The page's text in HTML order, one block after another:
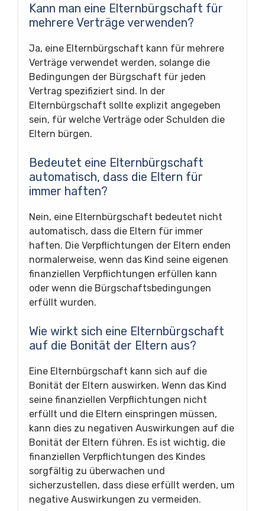
Kann man eine Elternbürgschaft für
mehrere Verträge verwenden?
Ja, eine Elternbürgschaft kann für mehrere
Verträge verwendet werden, solange die
Bedingungen der Bürgschaft für jeden
Vertrag spezifiziert sind. In der
Elternbürgschaft sollte explizit angegeben
sein, für welche Verträge oder Schulden die
Eltern bürgen.
Bedeutet eine Elternbürgschaft
automatisch, dass die Eltern für
immer haften?
Nein, eine Elternbürgschaft bedeutet nicht
automatisch, dass die Eltern für immer
haften. Die Verpflichtungen der Eltern enden
normalerweise, wenn das Kind seine eigenen
finanziellen Verpflichtungen erfüllen kann
oder wenn die Bürgschaftsbedingungen
erfüllt wurden.
Wie wirkt sich eine Elternbürgschaft
auf die Bonität der Eltern aus?
Eine Elternbürgschaft kann sich auf die
Bonität der Eltern auswirken. Wenn das Kind
seine finanziellen Verpflichtungen nicht
erfüllt und die Eltern einspringen müssen,
kann dies zu negativen Auswirkungen auf die
Bonität der Eltern führen. Es ist wichtig, die
finanziellen Verpflichtungen des Kindes
sorgfältig zu überwachen und
sicherzustellen, dass diese erfüllt werden, um
negative Auswirkungen zu vermeiden.